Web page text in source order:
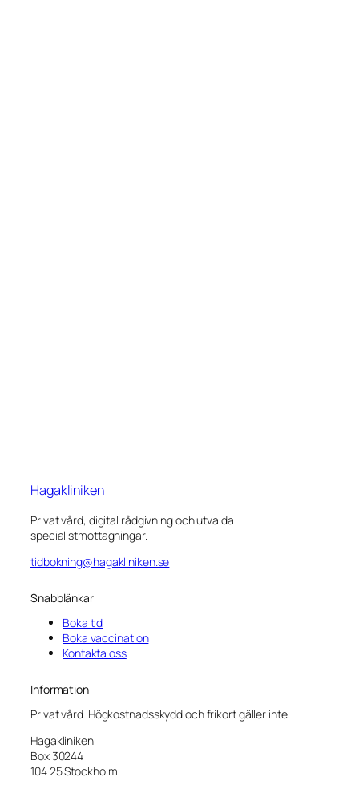
Hagakliniken
Privat vård, digital rådgivning och utvalda
specialistmottagningar.
tidbokning@hagakliniken.se
Snabblänkar
Boka tid
Boka vaccination
Kontakta oss
Information
Privat vård. Högkostnadsskydd och frikort gäller inte.
Hagakliniken
Box 30244
104 25 Stockholm